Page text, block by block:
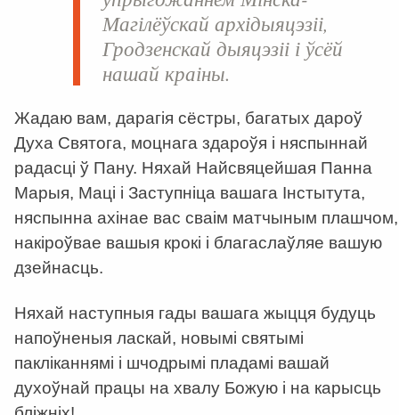
Магілёўскай архідыяцэзіі,
Гродзенскай дыяцэзіі і ўсёй
нашай краіны.
Жадаю вам, дарагія сёстры, багатых дароў
Духа Святога, моцнага здароўя і няспыннай
радасці ў Пану. Няхай Найсвяцейшая Панна
Марыя, Маці і Заступніца вашага Інстытута,
няспынна ахінае вас сваім матчыным плашчом,
накіроўвае вашыя крокі і благаслаўляе вашую
дзейнасць.
Няхай наступныя гады вашага жыцця будуць
напоўненыя ласкай, новымі святымі
пакліканнямі і шчодрымі пладамі вашай
духоўнай працы на хвалу Божую і на карысць